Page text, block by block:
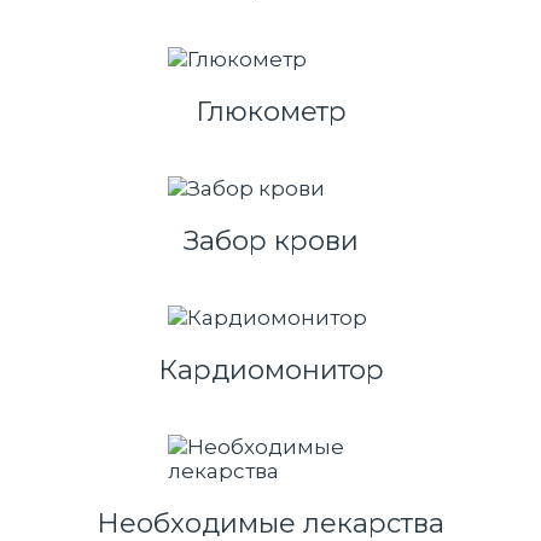
Глюкометр
Забор крови
Кардиомонитор
Необходимые лекарства